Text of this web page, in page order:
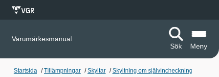
Varumärkesmanual
Sök
Meny
Startsida /Tillämpningar /Skyltar /Skyltning om självincheckning